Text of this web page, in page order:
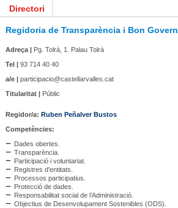
Directori
Regidoria de Transparència i Bon Govern
Adreça |Pg. Tolrà, 1. Palau Tolrà
Tel |93 714 40 40
a/e |participacio@castellarvalles.cat
Titularitat |Públic
Regidor/a: Ruben Peñalver Bustos
Competències:
Dades obertes.
Transparència.
Participació i voluntariat.
Registres d'entitats.
Processos participatius.
Protecció de dades.
Responsabilitat social de l’Administració.
Objectius de Desenvolupament Sostenibles (ODS).